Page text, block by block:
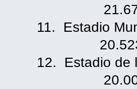
11.
12. Estadio